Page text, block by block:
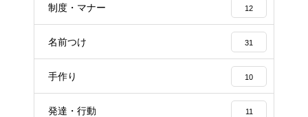
制度・マナー 12
名前つけ 31
手作り 10
発達・行動 11